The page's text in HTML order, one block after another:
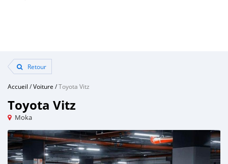
Retour
Accueil /Voiture /Toyota Vitz
Toyota Vitz
Moka